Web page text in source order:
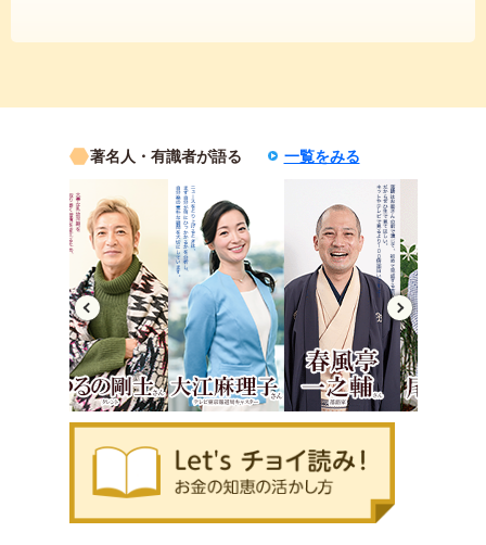
著名人・有識者が語る 一覧をみる